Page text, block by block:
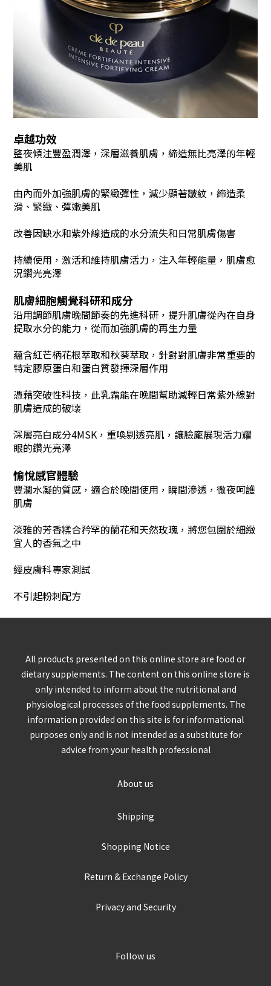
卓越功效
整夜傾注豐盈潤澤，深層滋養肌膚，締造無比亮澤的年輕
美肌
由內而外加強肌膚的緊緻彈性，減少顯著皺紋，締造柔
滑、緊緻、彈嫩美肌
改善因缺水和紫外線造成的水分流失和日常肌膚傷害
持續使用，激活和維持肌膚活力，注入年輕能量，肌膚愈
況鑽光亮澤
肌膚細胞觸覺科研和成分
沿用調節肌膚晚間節奏的先進科研，提升肌膚從內在自身
提取水分的能力，從而加強肌膚的再生力量
蘊含紅芒柄花根萃取和秋葵萃取，針對對肌膚非常重要的
特定膠原蛋白和蛋白質發揮深層作用
憑藉突破性科技，此乳霜能在晚間幫助減輕日常紫外線對
肌膚造成的破壊
深層亮白成分4MSK，重喚剔透亮肌，讓臉龐展現活力耀
眼的鑽光亮澤
愉悅感官體驗
豐潤水凝的質感，適合於晚間使用，瞬間滲透，徹夜呵護
肌膚
淡雅的芳香糅合矜罕的蘭花和天然玫瑰，將您包圍於細緻
宜人的香氣之中
經皮膚科專家測試
不引起粉刺配方
All products presented on this online store are food or
dietary supplements. The content on this online store is
only intended to inform about the nutritional and
physiological processes of the food supplements. The
information provided on this site is for informational
purposes only and is not intended as a substitute for
advice from your health professional
About us
Shipping
Shopping Notice
Return & Exchange Policy
Privacy and Security
Follow us